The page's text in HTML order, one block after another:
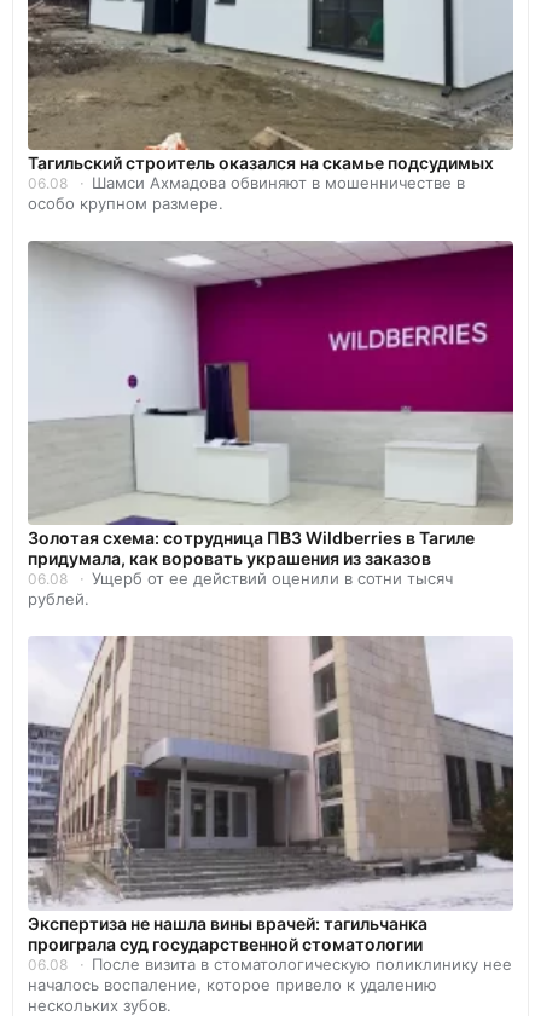
Тагильский строитель оказался на скамье подсудимых
06.08
Шамси Ахмадова обвиняют в мошенничестве в
особо крупном размере.
Золотая схема: сотрудница ПВЗ Wildberries в Тагиле
придумала, как воровать украшения из заказов
06.08
Ущерб от ее действий оценили в сотни тысяч
рублей.
Экспертиза не нашла вины врачей: тагильчанка
проиграла суд государственной стоматологии
06.08
После визита в стоматологическую поликлинику нее
началось воспаление, которое привело к удалению
нескольких зубов.